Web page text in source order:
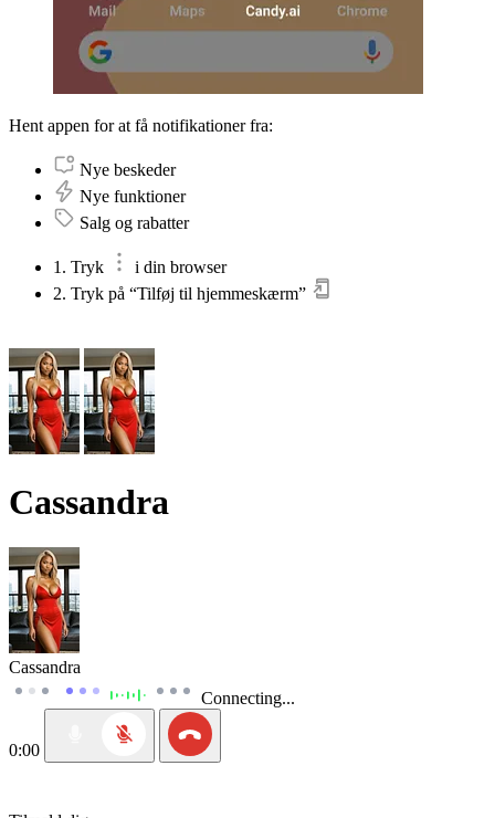
Hent appen for at få notifikationer fra:
Nye beskeder
Nye funktioner
Salg og rabatter
1. Tryk
i din browser
2. Tryk på “Tilføj til hjemmeskærm”
Cassandra
Cassandra
Connecting...
0:00